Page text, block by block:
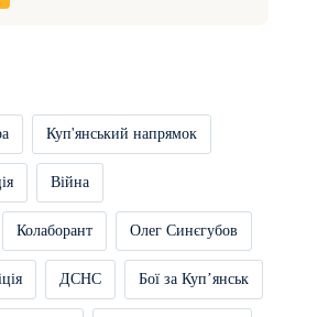
Куп'янський напрямок
Війна
Колаборант Олег Синєгубов
ДСНС Бої за Купʼянськ